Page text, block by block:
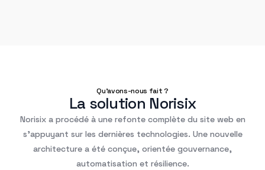
Qu'avons-nous fait ?
La solution Norisix
Norisix a procédé à une refonte complète du site web en
s’appuyant sur les dernières technologies. Une nouvelle
architecture a été conçue, orientée gouvernance,
automatisation et résilience.